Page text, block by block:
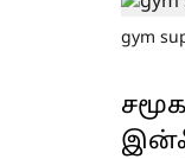
gym